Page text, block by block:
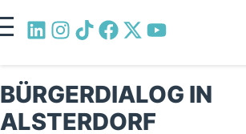
BÜRGERDIALOG IN
ALSTERDORF